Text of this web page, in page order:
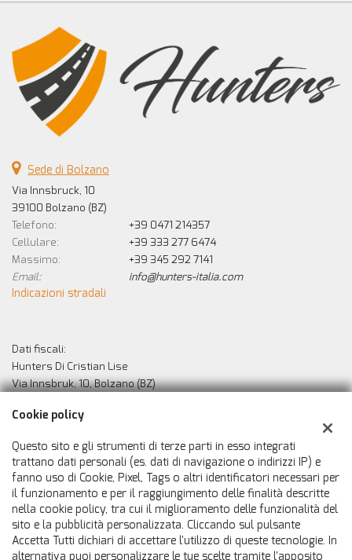
Sede di Bolzano
Via Innsbruck, 10
39100 Bolzano (BZ)
Telefono:
+39 0471 214357
Cellulare:
+39 333 277 6474
Massimo:
+39 345 292 7141
Email:
info@hunters-italia.com
Indicazioni stradali
Dati fiscali:
Hunters Di Cristian Lise
Via Innsbruk, 10, Bolzano (BZ)
Registro delle imprese:
Cookie policy
Questo sito e gli strumenti di terze parti in esso integrati
trattano dati personali (es. dati di navigazione o indirizzi IP) e
fanno uso di Cookie, Pixel, Tags o altri identificatori necessari per
il funzionamento e per il raggiungimento delle finalità descritte
nella cookie policy, tra cui il miglioramento delle funzionalità del
sito e la pubblicità personalizzata. Cliccando sul pulsante
Accetta Tutti dichiari di accettare l'utilizzo di queste tecnologie. In
alternativa puoi personalizzare le tue scelte tramite l'apposito